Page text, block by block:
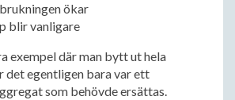
ökar
blir vanligare
exempel där man bytt ut hela
det egentligen bara var ett
som behövde ersättas.